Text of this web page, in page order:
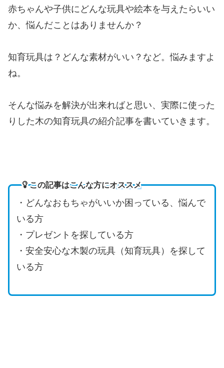
赤ちゃんや子供にどんな玩具や絵本を与えたらいい
か、悩んだことはありませんか？
知育玩具は？どんな素材がいい？など。悩みますよ
ね。
そんな悩みを解決が出来ればと思い、実際に使った
りした木の知育玩具の紹介記事を書いていきます。
この記事はこんな方にオススメ
・どんなおもちゃがいいか困っている、悩んで
いる方
・プレゼントを探している方
・安全安心な木製の玩具（知育玩具）を探して
いる方